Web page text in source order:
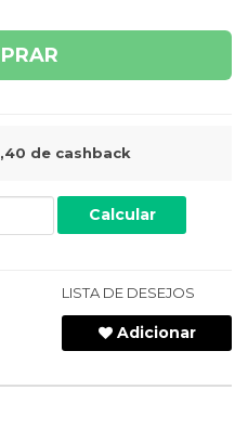
de cashback
Calcular
LISTA DE DESEJOS
Adicionar